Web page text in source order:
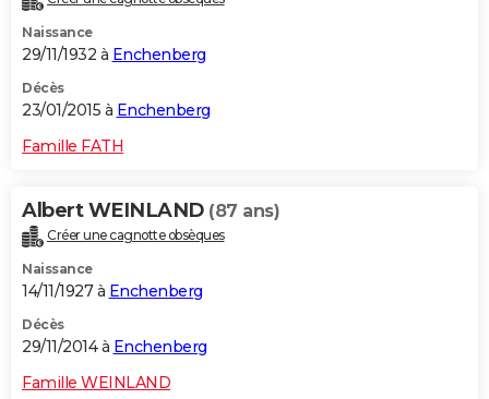
Naissance
29/11/1932 à Enchenberg
Décès
23/01/2015 à Enchenberg
Famille FATH
Albert WEINLAND (87 ans)
Créer une cagnotte obsèques
Naissance
14/11/1927 à Enchenberg
Décès
29/11/2014 à Enchenberg
Famille WEINLAND